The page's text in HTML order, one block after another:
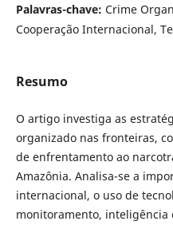
Palavras-chave: Crime
Cooperação Internacional,
Resumo
O artigo investiga as
organizado nas fronteiras,
de enfrentamento ao
Amazônia. Analisa-se a
internacional, o uso de
monitoramento, inteligência